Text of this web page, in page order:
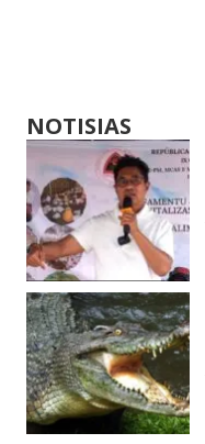
NOTISIAS